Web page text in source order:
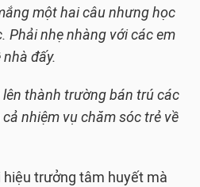
một hai câu nhưng học
Phải nhẹ nhàng với các em
đấy.
thành trường bán trú các
nhiệm vụ chăm sóc trẻ về
trưởng tâm huyết mà